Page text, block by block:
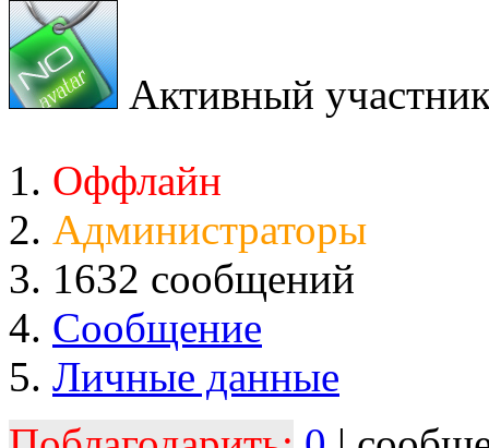
Активный
Оффлайн
Администраторы
1632 сообщений
Сообщение
Личные данные